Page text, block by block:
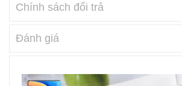
Chính sách đổi trả
Đánh giá